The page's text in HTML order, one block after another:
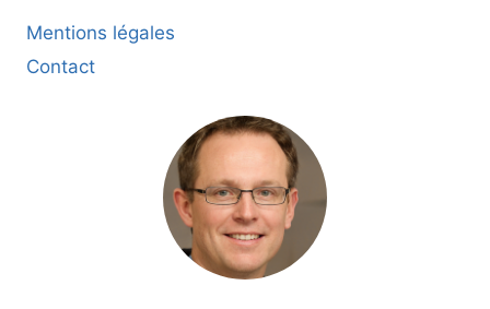
Mentions légales
Contact